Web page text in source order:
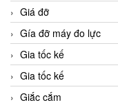
Giá đỡ
Gía đỡ máy đo lực
Gia tốc kế
Gia tốc kế
Giắc cắm